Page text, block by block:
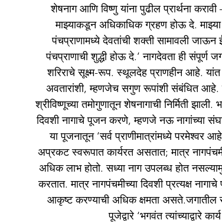
शेषनाग आणि विष्णु यांना पुढील प्रार्थना
माझ्याकडून अधिकाधिक ग्रहण होऊ दे. माझ्या
पंचप्राणामध्ये देवतांची शक्‍ती सामावली जाऊन
पंचप्राणाची शुद्धी होऊ दे.’ नागदेवता ही
शरिराचे सूक्ष्म-रूप. स्थूलदेह प्राणहीन आहे. यांत
अवतारांशी, म्हणजेच सगुण रूपांशी संबंधित आहे.
श्रीविष्णूच्या तमोगुणातून शेषनागाची निर्मिती
दिवशी नागाचे पूजन करणे, म्हणजे नऊ नागांच्या
या पूजनातून ‘सर्व प्राणीमात्रांमध्ये परमेश्वर
अप्रकट स्वरूपात कार्यरत असतात; मात्र
अधिक लाभ होतो. सध्या नाग उपलब्ध होत
करतात. मात्र नागपंचमीच्या दिवशी प्रत्यक्ष
आकृष्ट करण्याची अधिक क्षमता असते.जगातील
पूजेद्वारे ‘भगवंत त्यांच्याद्वारे